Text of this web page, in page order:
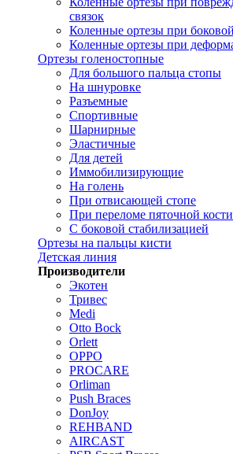
связок
Коленные ортезы при
Коленные ортезы при
Ортезы голеностопные
Для большого пальца стопы
На шнуровке
Разъемные
Спортивные
Шарнирные
Эластичные
Для детей
Иммобилизирующие
На голень
При отвисающей стопе
При переломе пяточной кости
С боковой стабилизацией
Ортезы на пальцы кисти
Детская линия
Производители
Экотен
Тривес
Medi
Otto Bock
Orlett
OPPO
PROCARE
Orliman
Push Braces
DonJoy
REHBAND
AIRCAST